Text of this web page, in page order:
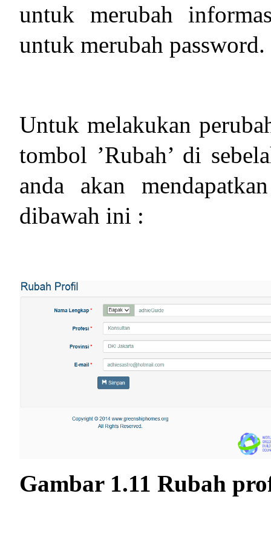
untuk merubah
untuk merubah password.
Untuk melakukan
tombol ’Rubah’ di
anda akan
dibawah ini :
Gambar 1.11 Rubah